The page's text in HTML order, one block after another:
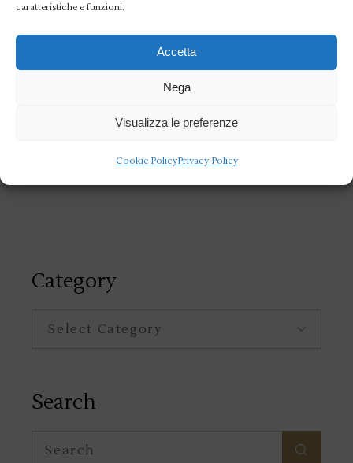
caratteristiche e funzioni.
Accetta
Nega
Visualizza le preferenze
Cookie PolicyPrivacy Policy
Category
Search
for: